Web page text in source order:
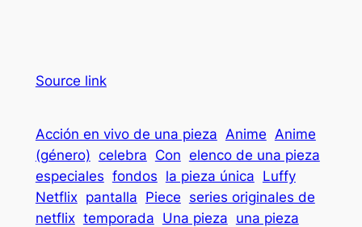
Source link
Acción en vivo de una pieza Anime Anime
(género) celebra Con elenco de una pieza
especiales fondos la pieza única Luffy
Netflix pantalla Piece series originales de
netflix temporada Una pieza una pieza